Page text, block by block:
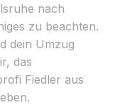
nach
zu beachten.
dein Umzug
das
Fiedler aus